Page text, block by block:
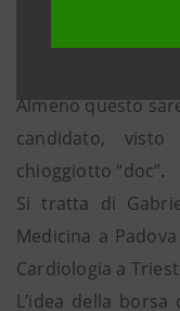
Almeno questo
candidato,
chioggiotto “doc”.
Si tratta di
Medicina a
Cardiologia a
L’idea della